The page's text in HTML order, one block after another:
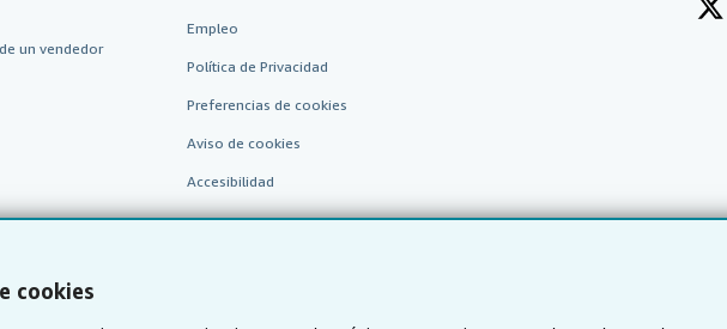
cookies
un vendedor
Empleo
Política de Privacidad
Preferencias de cookies
Aviso de cookies
Accesibilidad